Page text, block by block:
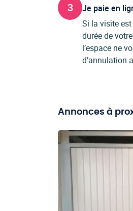
3
Je paie en
Si la visite
durée de
l’espace ne
d’annulation
Annonces à